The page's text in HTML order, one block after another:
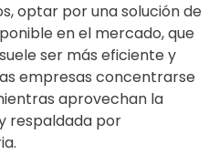
optar por una solución de
en el mercado, que
ser más eficiente y
empresas concentrarse
aprovechan la
respaldada por